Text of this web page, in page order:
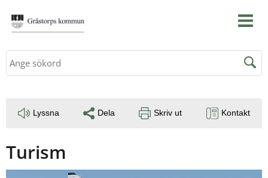
Sök
Lyssna Dela Skriv ut Kontakt
Turism